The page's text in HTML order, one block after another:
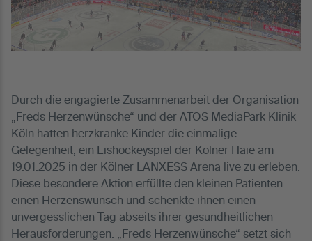
Durch die engagierte Zusammenarbeit der Organisation
„Freds Herzenwünsche“ und der ATOS MediaPark Klinik
Köln hatten herzkranke Kinder die einmalige
Gelegenheit, ein Eishockeyspiel der Kölner Haie am
19.01.2025 in der Kölner LANXESS Arena live zu erleben.
Diese besondere Aktion erfüllte den kleinen Patienten
einen Herzenswunsch und schenkte ihnen einen
unvergesslichen Tag abseits ihrer gesundheitlichen
Herausforderungen. „Freds Herzenwünsche“ setzt sich